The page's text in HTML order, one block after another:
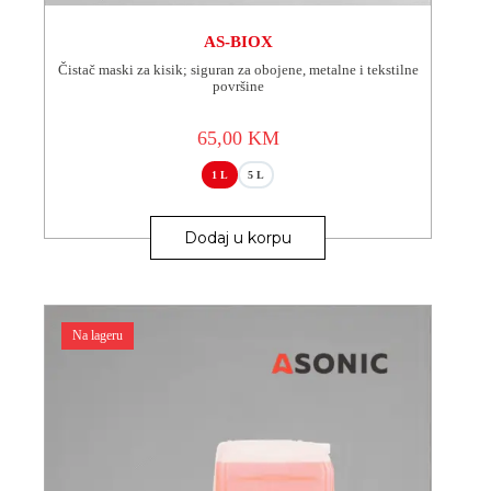
AS-BIOX
Čistač maski za kisik; siguran za obojene, metalne i tekstilne
površine
65,00 KM
1 L 5 L
Dodaj u korpu
proizvod
ima
Opcije
odabrati
Na lageru